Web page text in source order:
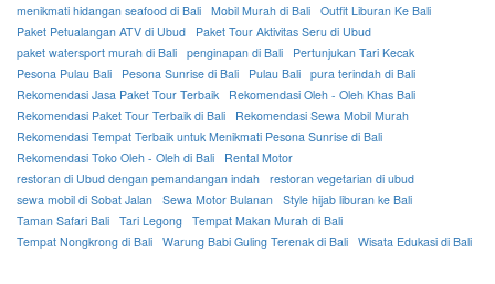
menikmati hidangan seafood di Bali Mobil Murah di Bali Outfit Liburan Ke Bali
Paket Petualangan ATV di Ubud
Paket Tour Aktivitas Seru di Ubud
paket watersport murah di Bali penginapan di Bali
Pertunjukan Tari Kecak
Pesona Pulau Bali
Pesona Sunrise di Bali Pulau Bali pura terindah di Bali
Rekomendasi Jasa Paket Tour Terbaik
Rekomendasi Oleh - Oleh Khas Bali
Rekomendasi Paket Tour Terbaik di Bali
Rekomendasi Sewa Mobil Murah
Rekomendasi Tempat Terbaik untuk Menikmati Pesona Sunrise di Bali
Rekomendasi Toko Oleh - Oleh di Bali
Rental Motor
restoran di Ubud dengan pemandangan indah restoran vegetarian di ubud
sewa mobil di Sobat Jalan Sewa Motor Bulanan Style hijab liburan ke Bali
Taman Safari Bali Tari Legong Tempat Makan Murah di Bali
Tempat Nongkrong di Bali Warung Babi Guling Terenak di Bali Wisata Edukasi di Bali